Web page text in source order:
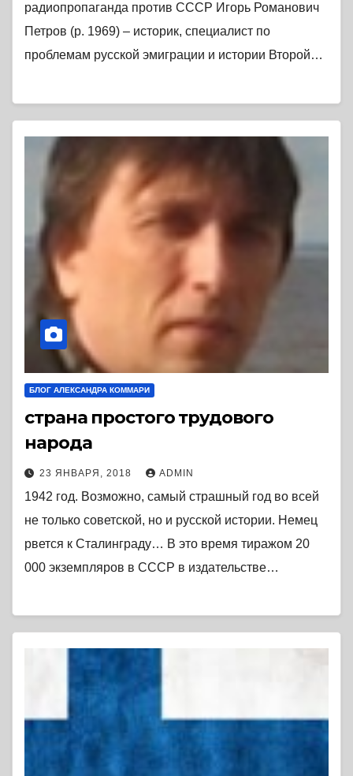
радиопропаганда против СССР Игорь Романович
Петров (р. 1969) – историк, специалист по
проблемам русской эмиграции и истории Второй…
БЛОГ АЛЕКСАНДРА КОММАРИ
страна простого трудового
народа
23 ЯНВАРЯ, 2018 ADMIN
1942 год. Возможно, самый страшный год во всей
не только советской, но и русской истории. Немец
рвется к Сталинграду… В это время тиражом 20
000 экземпляров в СССР в издательстве…